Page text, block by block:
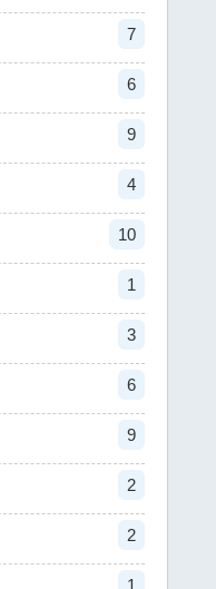
7
6
9
4
10
1
3
6
9
2
2
1